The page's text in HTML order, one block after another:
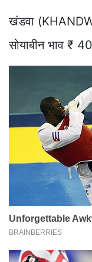
खंडवा
सोयाबीन भाव ₹